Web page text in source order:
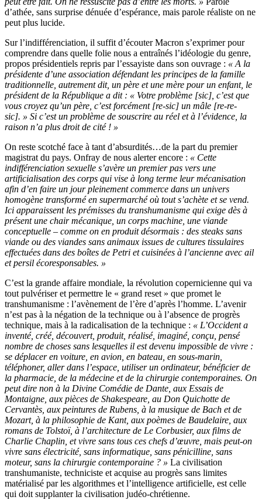
d’athée, sans surprise dénuée d’espérance, mais parole réaliste on ne
peut plus lucide.
Sur l’indifférenciation, il suffit d’écouter Macron s’exprimer pour
comprendre dans quelle folie nous a entraînés l’idéologie du genre,
propos présidentiels repris par l’essayiste dans son ouvrage : « A la
présidente d’une association défendant les principes de la famille
traditionnelle, autrement dit, un père et une mère pour un enfant, le
président de la République a dit : « Votre problème [sic], c’est que
vous croyez qu’un père, c’est forcément [re-sic] un mâle [re-re-
sic]. » Si c’est un problème de souscrire au réel et à l’évidence, la
raison n’a plus droit de cité ! »
On reste scotché face à tant d’absurdités…de la part du premier
magistrat du pays. Onfray de nous alerter encore : « Cette
indifférenciation sexuelle s’avère un premier pas vers une
artificialisation des corps qui vise à long terme leur mécanisation
afin d’en faire un jour pleinement commerce dans un univers
homogène transformé en supermarché où tout s’achète et se vend.
Ici apparaissent les prémisses du transhumanisme qui exige dès à
présent une chair mécanique, un corps machine, une viande
conceptuelle – comme on en produit désormais : des steaks sans
viande ou des viandes sans animaux issues de cultures tissulaires
effectuées dans des boîtes de Petri et cuisinées à l’ancienne avec ail
et persil écoresponsables. »
C’est la grande affaire mondiale, la révolution copernicienne qui va
tout pulvériser et permettre le « grand reset » que promet le
transhumanisme : l’avènement de l’ère d’après l’homme. L’avenir
n’est pas à la négation de la technique ou à l’absence de progrès
technique, mais à la radicalisation de la technique : « L’Occident a
inventé, créé, découvert, produit, réalisé, imaginé, conçu, pensé
nombre de choses sans lesquelles il est devenu impossible de vivre :
se déplacer en voiture, en avion, en bateau, en sous-marin,
téléphoner, aller dans l’espace, utiliser un ordinateur, bénéficier de
la pharmacie, de la médecine et de la chirurgie contemporaines. On
peut dire non à la Divine Comédie de Dante, aux Essais de
Montaigne, aux pièces de Shakespeare, au Don Quichotte de
Cervantès, aux peintures de Rubens, à la musique de Bach et de
Mozart, à la philosophie de Kant, aux poèmes de Baudelaire, aux
romans de Tolstoï, à l’architecture de Le Corbusier, aux films de
Charlie Chaplin, et vivre sans tous ces chefs d’œuvre, mais peut-on
vivre sans électricité, sans informatique, sans pénicilline, sans
moteur, sans la chirurgie contemporaine ? » La civilisation
transhumaniste, techniciste et acquise au progrès sans limites
matérialisé par les algorithmes et l’intelligence artificielle, est celle
qui doit supplanter la civilisation judéo-chrétienne.